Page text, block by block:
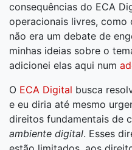
consequências do ECA
operacionais livres, como
não era um debate de
minhas ideias sobre o
adicionei elas aqui num
O ECA Digital busca
e eu diria até mesmo
direitos fundamentais de
ambiente digital. Esses